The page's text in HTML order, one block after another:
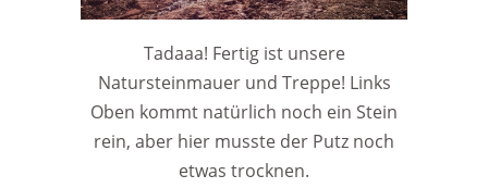
Tadaaa! Fertig ist unsere
Natursteinmauer und Treppe! Links
Oben kommt natürlich noch ein Stein
rein, aber hier musste der Putz noch
etwas trocknen.